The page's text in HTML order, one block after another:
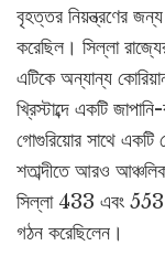
বৃহত্তর নিয়ন্ত্রণের
করেছিল। সিল্লা
এটিকে অন্যান্য
খ্রিস্টাব্দে একটি
গোগুরিয়োর সাথে
শতাব্দীতে আরও
সিল্লা 433 এবং 553
গঠন করেছিলেন।